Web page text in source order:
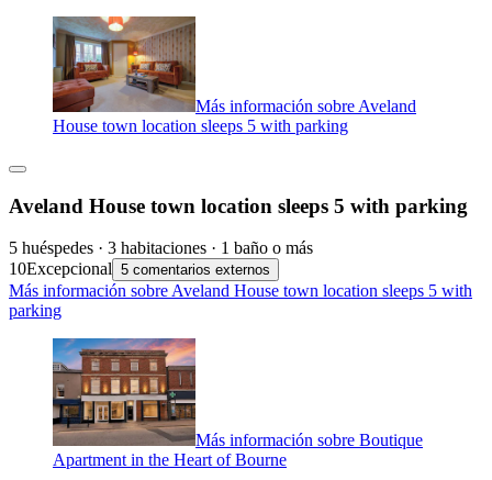
Más información sobre Aveland
House town location sleeps 5 with parking
Aveland House town location sleeps 5 with parking
5 huéspedes · 3 habitaciones · 1 baño o más
10Excepcional 5 comentarios externos
Más información sobre Aveland House town location sleeps 5 with
parking
Más información sobre Boutique
Apartment in the Heart of Bourne